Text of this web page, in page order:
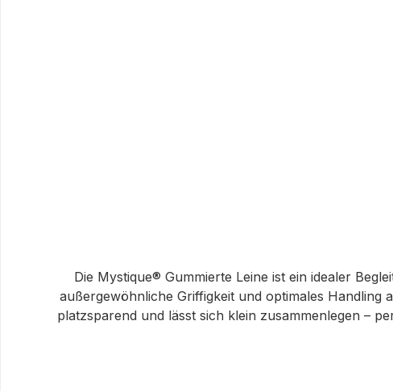
Die Mystique® Gummierte Leine ist ein idealer
außergewöhnliche Griffigkeit und optimales Handling
platzsparend und lässt sich klein zusammenlegen –
und 10m – für jeden Hund und Einsatzzweck die